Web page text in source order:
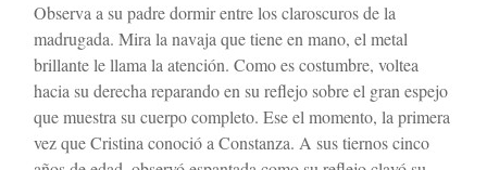
Observa a su padre dormir entre los claroscuros de la
madrugada. Mira la navaja que tiene en mano, el metal
brillante le llama la atención. Como es costumbre, voltea
hacia su derecha reparando en su reflejo sobre el gran espejo
que muestra su cuerpo completo. Ese el momento, la primera
vez que Cristina conoció a Constanza. A sus tiernos cinco